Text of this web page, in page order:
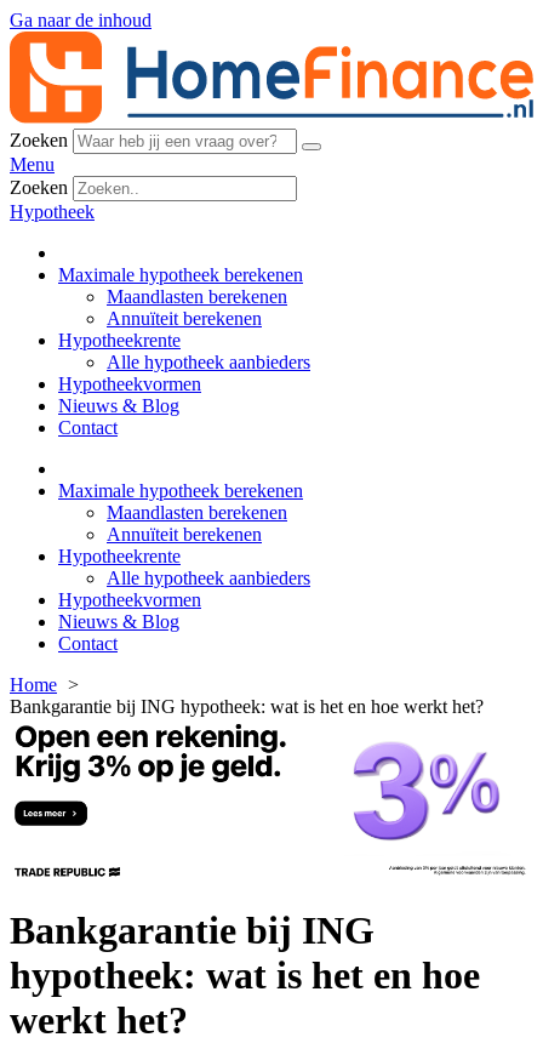
Ga naar de inhoud
Zoeken
Menu
Zoeken
Hypotheek
Maximale hypotheek berekenen
Maandlasten berekenen
Annuïteit berekenen
Hypotheekrente
Alle hypotheek aanbieders
Hypotheekvormen
Nieuws & Blog
Contact
Maximale hypotheek berekenen
Maandlasten berekenen
Annuïteit berekenen
Hypotheekrente
Alle hypotheek aanbieders
Hypotheekvormen
Nieuws & Blog
Contact
Home
Bankgarantie bij ING hypotheek: wat is het en hoe werkt het?
Bankgarantie bij ING
hypotheek: wat is het en hoe
werkt het?